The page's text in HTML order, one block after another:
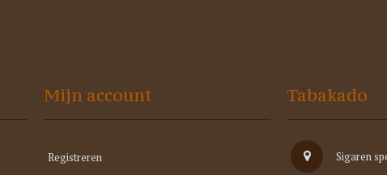
Mijn account
Registreren
Tabakado
Sigaren